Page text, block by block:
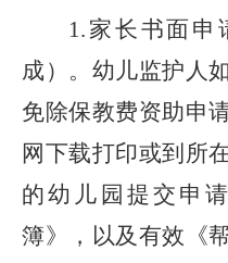
1. 家长书面申
成）。幼儿监护人
免除保教费资助申
网下载打印或到所
的幼儿园提交申
簿》，以及有效《